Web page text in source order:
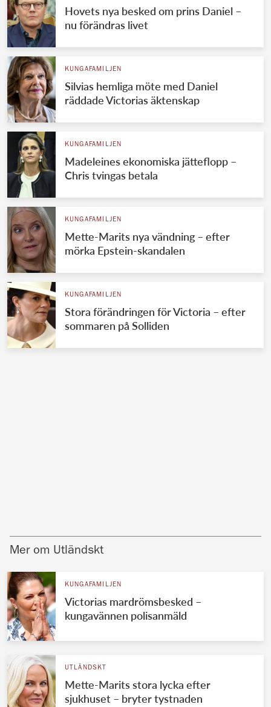
Hovets nya besked om prins Daniel –
nu förändras livet
KUNGAFAMILJEN
Silvias hemliga möte med Daniel
räddade Victorias äktenskap
KUNGAFAMILJEN
Madeleines ekonomiska jätteflopp –
Chris tvingas betala
KUNGAFAMILJEN
Mette-Marits nya vändning – efter
mörka Epstein-skandalen
KUNGAFAMILJEN
Stora förändringen för Victoria – efter
sommaren på Solliden
Mer om Utländskt
KUNGAFAMILJEN
Victorias mardrömsbesked –
kungavännen polisanmäld
UTLÄNDSKT
Mette-Marits stora lycka efter
sjukhuset – bryter tystnaden